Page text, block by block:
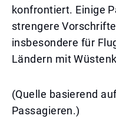
konfrontiert. Einige
strengere
insbesondere für
Ländern mit
(Quelle basierend
Passagieren.)